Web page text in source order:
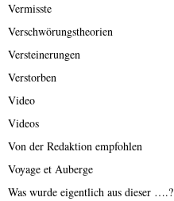
Vermisste
Verschwörungstheorien
Versteinerungen
Verstorben
Video
Videos
Von der Redaktion empfohlen
Voyage et Auberge
Was wurde eigentlich aus dieser ….?